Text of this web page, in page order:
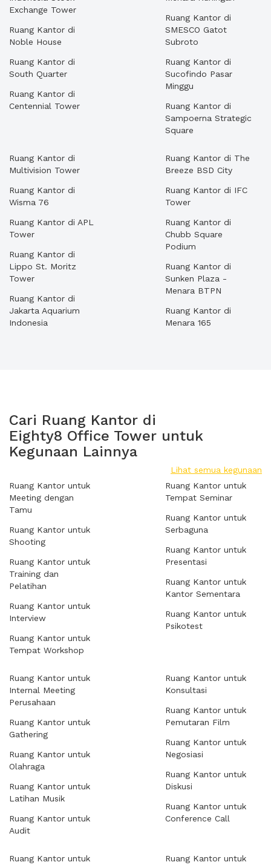
Exchange Tower
Ruang Kantor di
Noble House
Ruang Kantor di
South Quarter
Ruang Kantor di
Centennial Tower
Ruang Kantor di
SMESCO Gatot
Subroto
Ruang Kantor di
Sucofindo Pasar
Minggu
Ruang Kantor di
Sampoerna Strategic
Square
Ruang Kantor di
Multivision Tower
Ruang Kantor di
Wisma 76
Ruang Kantor di APL
Tower
Ruang Kantor di
Lippo St. Moritz
Tower
Ruang Kantor di
Jakarta Aquarium
Indonesia
Ruang Kantor di The
Breeze BSD City
Ruang Kantor di IFC
Tower
Ruang Kantor di
Chubb Square
Podium
Ruang Kantor di
Sunken Plaza -
Menara BTPN
Ruang Kantor di
Menara 165
Cari Ruang Kantor di
Eighty8 Office Tower untuk
Kegunaan Lainnya
Lihat semua kegunaan
Ruang Kantor untuk
Meeting dengan
Tamu
Ruang Kantor untuk
Shooting
Ruang Kantor untuk
Training dan
Pelatihan
Ruang Kantor untuk
Interview
Ruang Kantor untuk
Tempat Workshop
Ruang Kantor untuk
Tempat Seminar
Ruang Kantor untuk
Serbaguna
Ruang Kantor untuk
Presentasi
Ruang Kantor untuk
Kantor Sementara
Ruang Kantor untuk
Psikotest
Ruang Kantor untuk
Internal Meeting
Perusahaan
Ruang Kantor untuk
Gathering
Ruang Kantor untuk
Olahraga
Ruang Kantor untuk
Latihan Musik
Ruang Kantor untuk
Audit
Ruang Kantor untuk
Konsultasi
Ruang Kantor untuk
Pemutaran Film
Ruang Kantor untuk
Negosiasi
Ruang Kantor untuk
Diskusi
Ruang Kantor untuk
Conference Call
Ruang Kantor untuk
Ruang Kantor untuk